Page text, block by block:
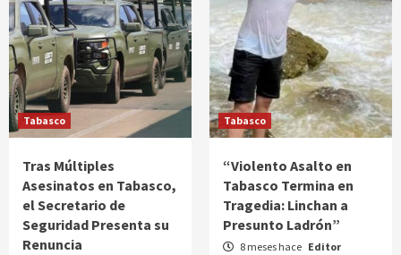
Tabasco
Tras Múltiples
Asesinatos en Tabasco,
el Secretario de
Seguridad Presenta su
Renuncia
Tabasco
“Violento Asalto en
Tabasco Termina en
Tragedia: Linchan a
Presunto Ladrón”
8 meses hace Editor